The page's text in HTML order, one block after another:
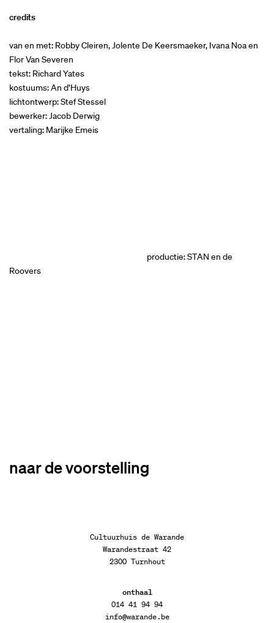
credits
van en met: Robby Cleiren, Jolente De Keersmaeker, Ivana Noa en
Flor Van Severen
tekst: Richard Yates
kostuums: An d’Huys
lichtontwerp: Stef Stessel
bewerker: Jacob Derwig
vertaling: Marijke Emeis
productie: STAN en de
Roovers
naar de voorstelling
Cultuurhuis de Warande
Warandestraat 42
2300 Turnhout
onthaal
014 41 94 94
info@warande.be